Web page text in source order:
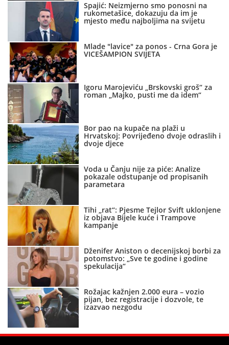
Spajić: Neizmjerno smo ponosni na
rukometašice, dokazuju da im je
mjesto među najboljima na svijetu
Mlade "lavice" za ponos - Crna Gora je
VICEŠAMPION SVIJETA
Igoru Marojeviću „Brskovski groš“ za
roman „Majko, pusti me da idem“
Bor pao na kupače na plaži u
Hrvatskoj: Povrijeđeno dvoje odraslih i
dvoje djece
Voda u Čanju nije za piće: Analize
pokazale odstupanje od propisanih
parametara
Tihi „rat“: Pjesme Tejlor Svift uklonjene
iz objava Bijele kuće i Trampove
kampanje
Dženifer Aniston o decenijskoj borbi za
potomstvo: „Sve te godine i godine
spekulacija“
Rožajac kažnjen 2.000 eura – vozio
pijan, bez registracije i dozvole, te
izazvao nezgodu